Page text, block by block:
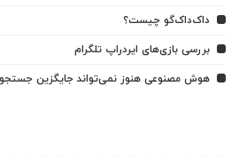
داک‌داک‌گو چیست؟
بررسی بازی‌های ایردراپ تلگرام
هوش مصنوعی هنوز نمی‌تواند جایگزین